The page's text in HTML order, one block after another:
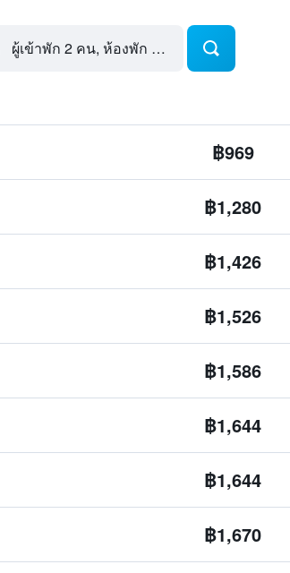
ผู้เข้าพัก 2 คน, ห้องพัก 1 ห้อง
฿969
฿1,280
฿1,426
฿1,526
฿1,586
฿1,644
฿1,644
฿1,670